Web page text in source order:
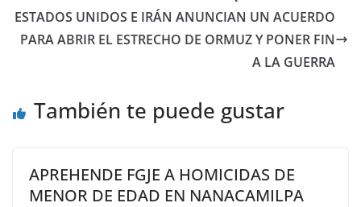
ESTADOS UNIDOS E IRÁN ANUNCIAN UN ACUERDO
PARA ABRIR EL ESTRECHO DE ORMUZ Y PONER FIN
A LA GUERRA
También te puede gustar
APREHENDE FGJE A HOMICIDAS DE
MENOR DE EDAD EN NANACAMILPA